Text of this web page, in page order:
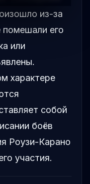
из-за
помешали его
или
характере
собой
боёв
Роузи-Карано
участия.